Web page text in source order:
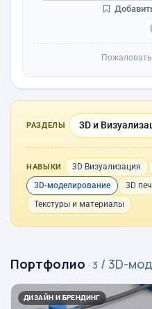
РАЗДЕЛЫ 3D и
НАВЫКИ 3D Визуализация
3D-моделирование
3D
Текстуры и материалы
Портфолио · 3 / 3D-
ДИЗАЙН И БРЕНДИНГ